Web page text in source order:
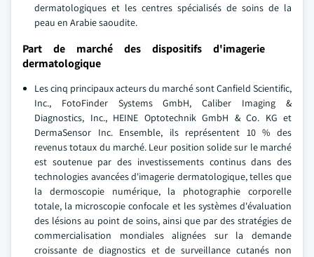
dermatologiques et les centres spécialisés de soins de la
peau en Arabie saoudite.
Part de marché des dispositifs d'imagerie
dermatologique
Les cinq principaux acteurs du marché sont Canfield Scientific,
Inc., FotoFinder Systems GmbH, Caliber Imaging &
Diagnostics, Inc., HEINE Optotechnik GmbH & Co. KG et
DermaSensor Inc. Ensemble, ils représentent 10 % des
revenus totaux du marché. Leur position solide sur le marché
est soutenue par des investissements continus dans des
technologies avancées d'imagerie dermatologique, telles que
la dermoscopie numérique, la photographie corporelle
totale, la microscopie confocale et les systèmes d'évaluation
des lésions au point de soins, ainsi que par des stratégies de
commercialisation mondiales alignées sur la demande
croissante de diagnostics et de surveillance cutanés non